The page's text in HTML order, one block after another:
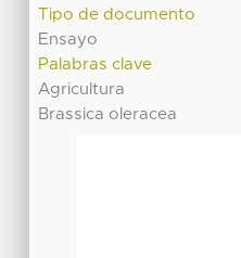
Tipo de documento
Ensayo
Palabras clave
Agricultura
Brassica oleracea